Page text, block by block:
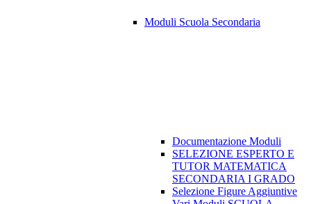
Moduli Scuola Secondaria
Documentazione Moduli
SELEZIONE ESPERTO E
TUTOR MATEMATICA
SECONDARIA I GRADO
Selezione Figure Aggiuntive